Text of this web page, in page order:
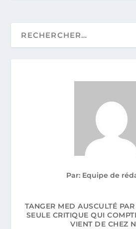
Par: Equipe de
TANGER MED AUSCULTÉ
SEULE CRITIQUE QUI
VIENT DE CHEZ